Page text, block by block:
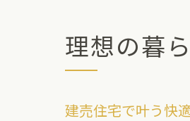
理想の暮
建売住宅で叶う快